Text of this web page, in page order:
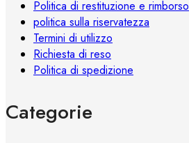
prodotto
Politica di restituzione e rimborso
politica sulla riservatezza
Termini di utilizzo
Richiesta di reso
Politica di spedizione
Categorie